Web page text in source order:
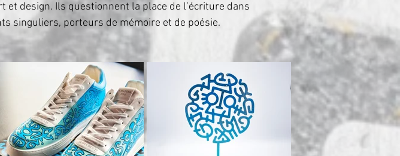
et design. Ils questionnent la place de l’écriture dans
singuliers, porteurs de mémoire et de poésie.